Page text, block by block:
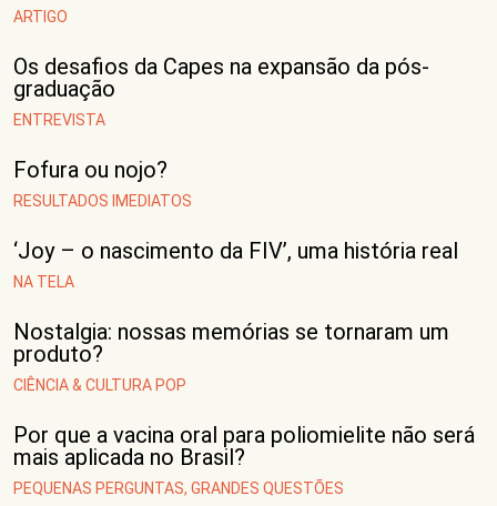
ARTIGO
Os desafios da Capes na expansão da pós-
graduação
ENTREVISTA
Fofura ou nojo?
RESULTADOS IMEDIATOS
‘Joy – o nascimento da FIV’, uma história real
NA TELA
Nostalgia: nossas memórias se tornaram um
produto?
CIÊNCIA & CULTURA POP
Por que a vacina oral para poliomielite não será
mais aplicada no Brasil?
PEQUENAS PERGUNTAS, GRANDES QUESTÕES